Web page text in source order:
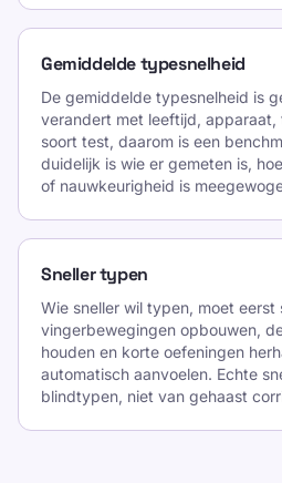
YouTube
Gemiddelde typesnelheid
De gemiddelde typesnelheid is
verandert met leeftijd, apparaat,
soort test, daarom is een
duidelijk is wie er gemeten is,
of nauwkeurigheid is
Sneller typen
Wie sneller wil typen, moet eerst
vingerbewegingen opbouwen,
houden en korte oefeningen
automatisch aanvoelen. Echte
blindtypen, niet van gehaast